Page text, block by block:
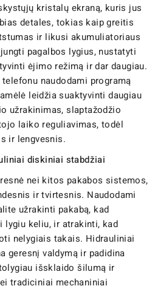
kristalų ekraną, kuris jus
detales, tokias kaip greitis
ir likusi akumuliatoriaus
pagalbos lygius, nustatyti
ėjimo režimą ir dar daugiau.
naudodami programą
leidžia suaktyvinti daugiau
užrakinimas, slaptažodžio
laiko reguliavimas, todėl
ir lengvesnis.
diskiniai stabdžiai
nei kitos pakabos sistemos,
ir tvirtesnis. Naudodami
užrakinti pakabą, kad
lygiu keliu, ir atrakinti, kad
nelygiais takais. Hidrauliniai
geresnį valdymą ir padidina
išsklaido šilumą ir
tradiciniai mechaniniai